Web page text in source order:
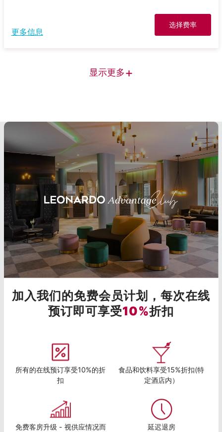
更多信息
选择费率
显示更多+
加入我们的免费会员计划，每次在线
预订即可享受10%折扣
所有的在线预订享受10%的折
扣
食品和饮料享受15%折扣(特
定酒店内）
免费客房升级 - 视供应情况而
延迟退房